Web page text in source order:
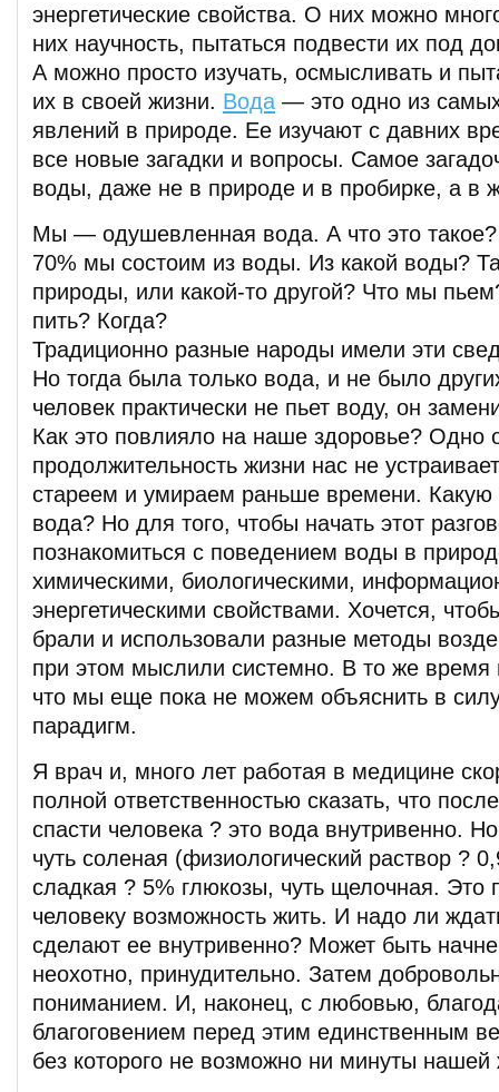
энергетические свойства. О них можно
них научность, пытаться подвести их под
А можно просто изучать, осмысливать и
их в своей жизни. Вода — это одно из
явлений в природе. Ее изучают с давних
все новые загадки и вопросы. Самое
воды, даже не в природе и в пробирке, а в
Мы — одушевленная вода. А что это
70% мы состоим из воды. Из какой воды?
природы, или какой-то другой? Что мы
пить? Когда?
Традиционно разные народы имели эти
Но тогда была только вода, и не было
человек практически не пьет воду, он
Как это повлияло на наше здоровье? Одно
продолжительность жизни нас не
стареем и умираем раньше времени. Какую
вода? Но для того, чтобы начать этот
познакомиться с поведением воды в
химическими, биологическими,
энергетическими свойствами. Хочется,
брали и использовали разные методы
при этом мыслили системно. В то же время
что мы еще пока не можем объяснить в
парадигм.
Я врач и, много лет работая в медицине
полной ответственностью сказать, что
спасти человека ? это вода внутривенно.
чуть соленая (физиологический раствор ?
сладкая ? 5% глюкозы, чуть щелочная. Это
человеку возможность жить. И надо ли
сделают ее внутривенно? Может быть
неохотно, принудительно. Затем
пониманием. И, наконец, с любовью,
благоговением перед этим единственным
без которого не возможно ни минуты нашей